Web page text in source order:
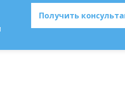
Получить